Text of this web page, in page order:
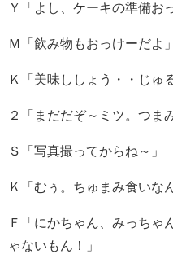
Ｙ「よし、ケーキの準備お
Ｍ「飲み物もおっけーだよ」
Ｋ「美味ししょう・・じゅ
２「まだだぞ～ミツ。つま
Ｓ「写真撮ってからね～」
Ｋ「むぅ。ちゅまみ食いな
Ｆ「にかちゃん、みっちゃ
ゃないもん！」